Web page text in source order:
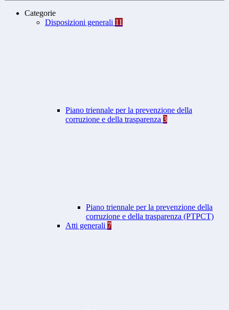
Categorie
Disposizioni generali 11
Piano triennale per la prevenzione della
corruzione e della trasparenza 3
Piano triennale per la prevenzione della
corruzione e della trasparenza (PTPCT)
Atti generali 7